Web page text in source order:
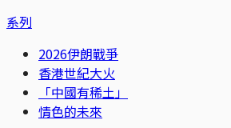
系列
2026伊朗戰爭
香港世紀大火
「中國有稀土」
情色的未來